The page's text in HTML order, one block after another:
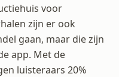
voor
zijn er ook
gaan, maar die zijn
app. Met de
luisteraars 20%